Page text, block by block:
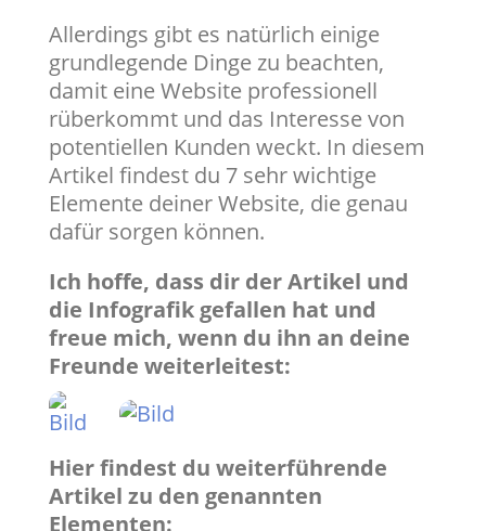
Allerdings gibt es natürlich einige
grundlegende Dinge zu beachten,
damit eine Website professionell
rüberkommt und das Interesse von
potentiellen Kunden weckt. In diesem
Artikel findest du 7 sehr wichtige
Elemente deiner Website, die genau
dafür sorgen können.
Ich hoffe, dass dir der Artikel und
die Infografik gefallen hat und
freue mich, wenn du ihn an deine
Freunde weiterleitest:
Hier findest du weiterführende
Artikel zu den genannten
Elementen: